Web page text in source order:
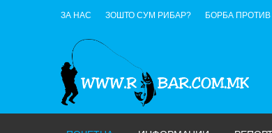
ЗА НАС ЗОШТО СУМ РИБАР? БОРБА